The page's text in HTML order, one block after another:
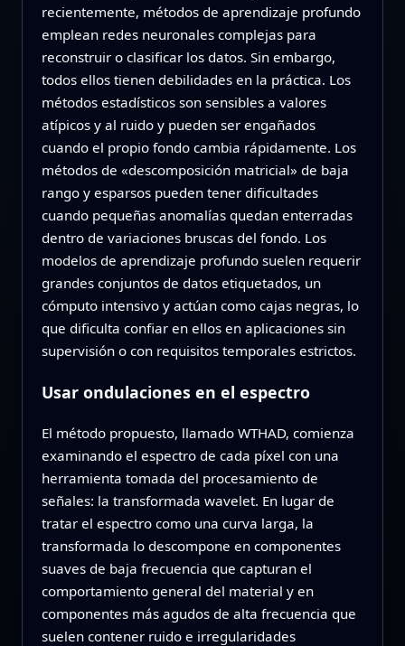
recientemente, métodos de aprendizaje profundo
emplean redes neuronales complejas para
reconstruir o clasificar los datos. Sin embargo,
todos ellos tienen debilidades en la práctica. Los
métodos estadísticos son sensibles a valores
atípicos y al ruido y pueden ser engañados
cuando el propio fondo cambia rápidamente. Los
métodos de «descomposición matricial» de baja
rango y esparsos pueden tener dificultades
cuando pequeñas anomalías quedan enterradas
dentro de variaciones bruscas del fondo. Los
modelos de aprendizaje profundo suelen requerir
grandes conjuntos de datos etiquetados, un
cómputo intensivo y actúan como cajas negras, lo
que dificulta confiar en ellos en aplicaciones sin
supervisión o con requisitos temporales estrictos.
Usar ondulaciones en el espectro
El método propuesto, llamado WTHAD, comienza
examinando el espectro de cada píxel con una
herramienta tomada del procesamiento de
señales: la transformada wavelet. En lugar de
tratar el espectro como una curva larga, la
transformada lo descompone en componentes
suaves de baja frecuencia que capturan el
comportamiento general del material y en
componentes más agudos de alta frecuencia que
suelen contener ruido e irregularidades